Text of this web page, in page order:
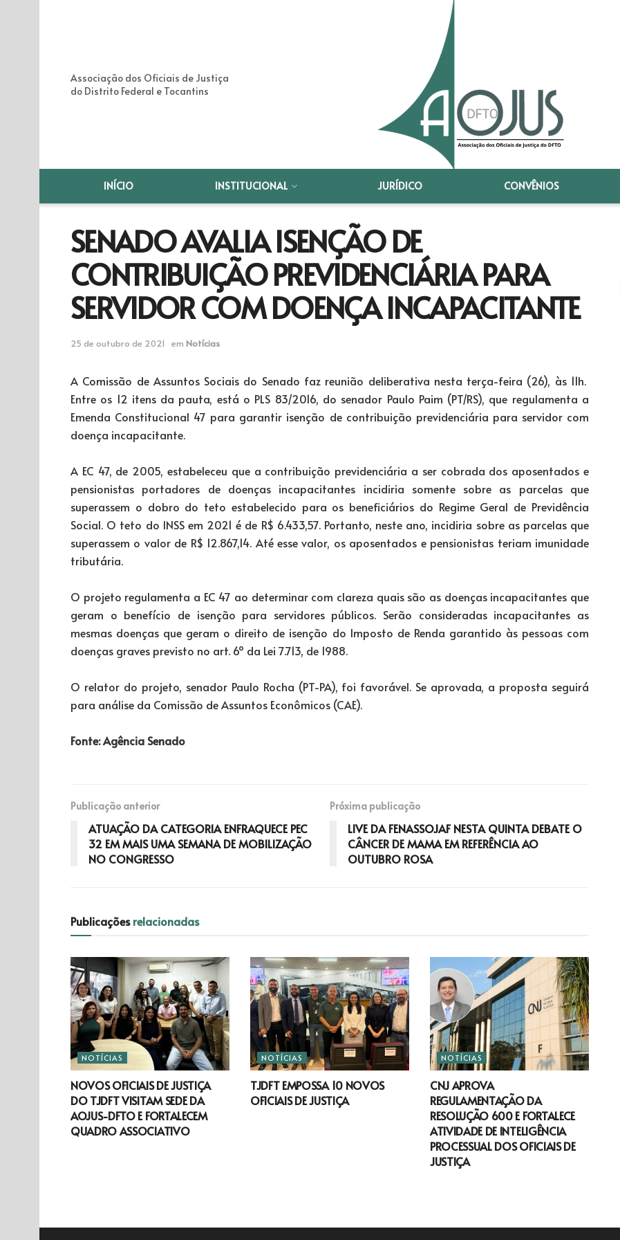
Associação dos Oficiais de Justiça
do Distrito Federal e Tocantins
INÍCIO INSTITUCIONAL JURÍDICO CONVÊNIOS
SENADO AVALIA ISENÇÃO DE
CONTRIBUIÇÃO PREVIDENCIÁRIA PARA
SERVIDOR COM DOENÇA INCAPACITANTE
25 de outubro de 2021 em Notícias
A Comissão de Assuntos Sociais do Senado faz reunião deliberativa nesta terça-feira (26), às 11h.
Entre os 12 itens da pauta, está o PLS 83/2016, do senador Paulo Paim (PT/RS), que regulamenta a
Emenda Constitucional 47 para garantir isenção de contribuição previdenciária para servidor com
doença incapacitante.
A EC 47, de 2005, estabeleceu que a contribuição previdenciária a ser cobrada dos aposentados e
pensionistas portadores de doenças incapacitantes incidiria somente sobre as parcelas que
superassem o dobro do teto estabelecido para os beneficiários do Regime Geral de Previdência
Social. O teto do INSS em 2021 é de R$ 6.433,57. Portanto, neste ano, incidiria sobre as parcelas que
superassem o valor de R$ 12.867,14. Até esse valor, os aposentados e pensionistas teriam imunidade
tributária.
O projeto regulamenta a EC 47 ao determinar com clareza quais são as doenças incapacitantes que
geram o benefício de isenção para servidores públicos. Serão consideradas incapacitantes as
mesmas doenças que geram o direito de isenção do Imposto de Renda garantido às pessoas com
doenças graves previsto no art. 6º da Lei 7.713, de 1988.
O relator do projeto, senador Paulo Rocha (PT-PA), foi favorável. Se aprovada, a proposta seguirá
para análise da Comissão de Assuntos Econômicos (CAE).
Fonte: Agência Senado
Publicação anterior
ATUAÇÃO DA CATEGORIA ENFRAQUECE PEC
32 EM MAIS UMA SEMANA DE MOBILIZAÇÃO
NO CONGRESSO
Próxima publicação
LIVE DA FENASSOJAF NESTA QUINTA DEBATE O
CÂNCER DE MAMA EM REFERÊNCIA AO
OUTUBRO ROSA
Publicaçõesrelacionadas
NOTÍCIAS
NOVOS OFICIAIS DE JUSTIÇA
DO TJDFT VISITAM SEDE DA
AOJUS-DFTO E FORTALECEM
QUADRO ASSOCIATIVO
NOTÍCIAS
TJDFT EMPOSSA 10 NOVOS
OFICIAIS DE JUSTIÇA
NOTÍCIAS
CNJ APROVA
REGULAMENTAÇÃO DA
RESOLUÇÃO 600 E FORTALECE
ATIVIDADE DE INTELIGÊNCIA
PROCESSUAL DOS OFICIAIS DE
JUSTIÇA